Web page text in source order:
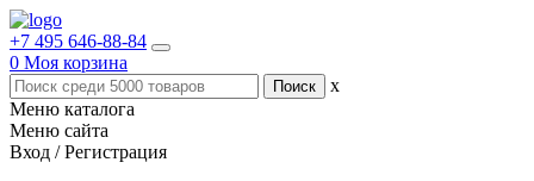
+7 495 646-88-84
0 Моя корзина
x
Меню каталога
Меню сайта
Вход / Регистрация